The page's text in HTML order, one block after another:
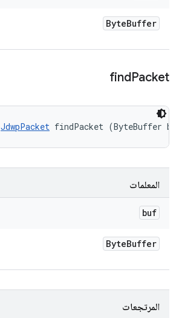
ByteBuffer
findPacket
JdwpPacket findPacket (ByteBuffer
المعلمات
buf
ByteBuffer
المرتجعات